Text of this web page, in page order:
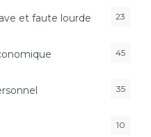
et faute lourde 23
45
35
10